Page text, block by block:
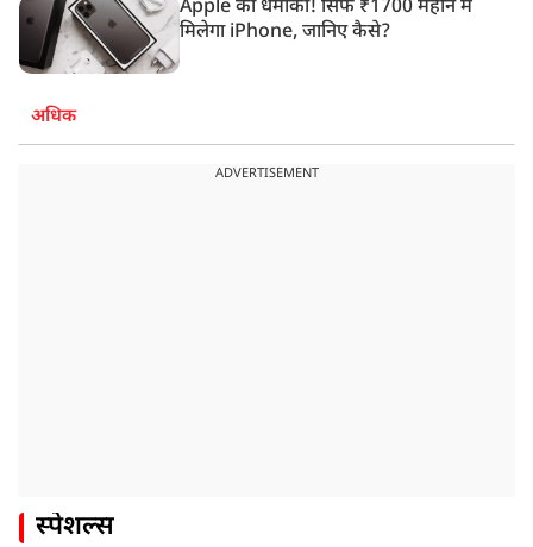
Apple का धमाका! सिर्फ ₹1700 महीने में
मिलेगा iPhone, जानिए कैसे?
अधिक
ADVERTISEMENT
स्पेशल्स